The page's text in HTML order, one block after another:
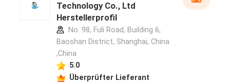
Technology Co., Ltd
Herstellerprofil
No. 98, Fuli Road, Building 6,
Baoshan District, Shanghai, China
,China
5.0
Überprüfter Lieferant